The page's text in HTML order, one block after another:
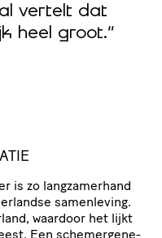
vertelt dat
heel groot.”
is zo lang­za­mer­hand
samenleving.
waardoor het lijkt
Een sche­mer­ge­ne­